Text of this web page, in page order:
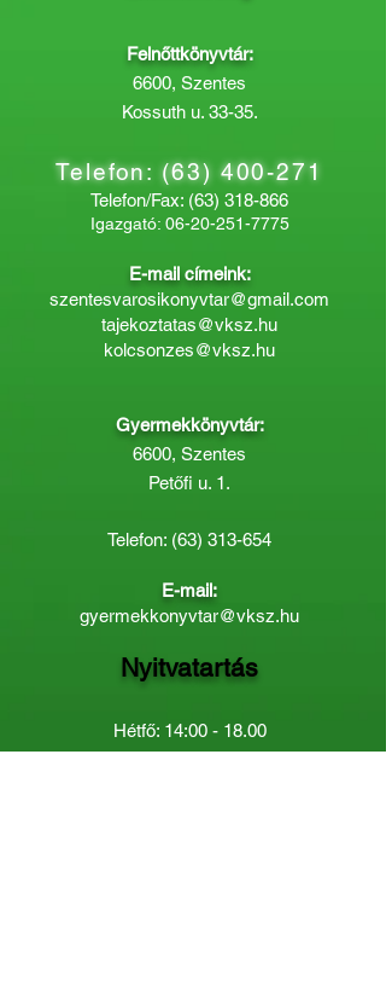
Felnőttkönyvtár:
6600, Szentes
Kossuth u. 33-35.
Telefon:(63) 400-271
Telefon/Fax: (63) 318-866
Igazgató: 06-20-251-7775
E-mail címeink:
szentesvarosikonyvtar@gmail.com
tajekoztatas@vksz.hu
kolcsonzes@vksz.hu
Gyermekkönyvtár:
6600, Szentes
Petőfi u. 1.
Telefon: (63) 313-654
E-mail:
gyermekkonyvtar@vksz.hu
Nyitvatartás
Hétfő: 14:00 - 18.00